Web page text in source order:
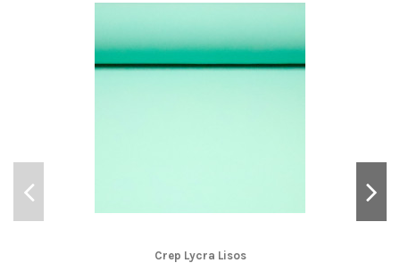
Es de calidad y me ha gustado mucho el diseño
Crep Lycra Lisos